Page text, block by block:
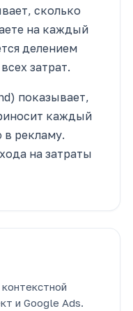
сколько
на каждый
делением
затрат.
показывает,
каждый
рекламу.
на затраты
и Google Ads.